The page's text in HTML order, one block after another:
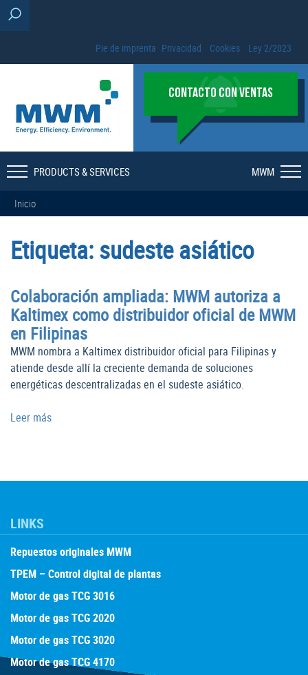
Pie de imprenta Privacidad Cookies Ley 2/2023
CONTACTO CON VENTAS
PRODUCTS & SERVICES MWM
Inicio
Etiqueta:sudeste asiático
Colaboración ampliada: MWM autoriza a
Kaltimex como distribuidor oficial de MWM
en Filipinas
MWM nombra a Kaltimex distribuidor oficial para Filipinas y
atiende desde allí la creciente demanda de soluciones
energéticas descentralizadas en el sudeste asiático.
Leer más
LINKS
Repuestos originales MWM
TPEM – Control digital de plantas
Motor de gas TCG 3016
Motor de gas TCG 2020
Motor de gas TCG 3020
Motor de gas TCG 4170